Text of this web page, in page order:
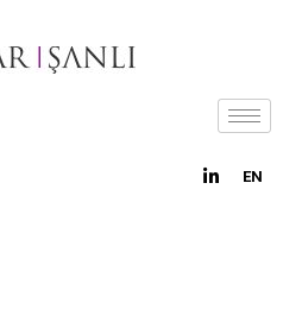
EN